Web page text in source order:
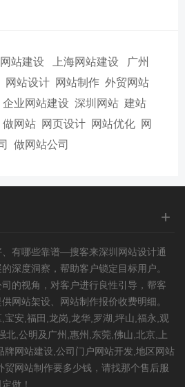
站建设 上海网站建设
广州
网站设计 网站制作 外贸网站
企业网站建设 深圳网站 建站
做网站 网页设计 网站优化 网
做网站公司
+
有哪些靠谱—搜客来深圳网站设计通
深度洞察，帮助客户锁定目标用户。
的视角，对客户进行良性引导，帮客
网站架设、网站制作报价收费明细。
宝安,福田,龙岗,龙华,罗湖,坪山,福永,观
北,公明及广州,惠州,东莞,佛山,北京,上
牌网站建设,公司门户网站开发,地区网站
贸网站制作要多少钱，请找那个售后服
做！